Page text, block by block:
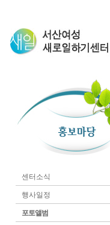
센터소식
행사일정
포토앨범